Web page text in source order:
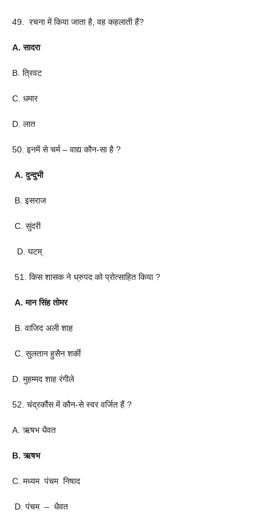
49. रचना में किया जाता है, वह कहलाती हैं?
A. सादरा
B. त्रिवट
C. धमार
D. लात
50. इनमें से चर्म – वाद्य कौन-सा है ?
A. दुन्दुभी
B. इसराज
C. सुंदरी
D. घटम्
51. किस शासक ने ध्रुपद को प्रोत्साहित किया ?
A. मान सिंह तोमर
B. वाजिद अली शाह
C. सुलतान हुसैन शर्की
D. मुहम्मद शाह रंगीले
52. चंद्रकौंस में कौन-से स्वर वर्जित हैं ?
A. ऋषभ धैवत
B. ऋषभ
C. मध्यम पंचम निषाद
D. पंचम – धैवत